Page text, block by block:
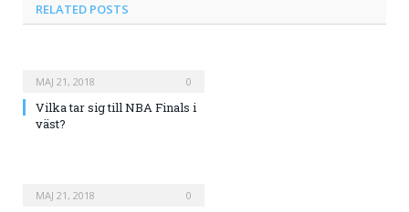
RELATED POSTS
MAJ 21, 2018 0
Vilka tar sig till NBA Finals i
väst?
MAJ 21, 2018 0